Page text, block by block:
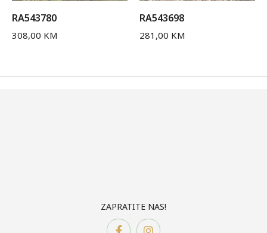
RA543780
308,00 KM
RA543698
281,00 KM
ZAPRATITE NAS!